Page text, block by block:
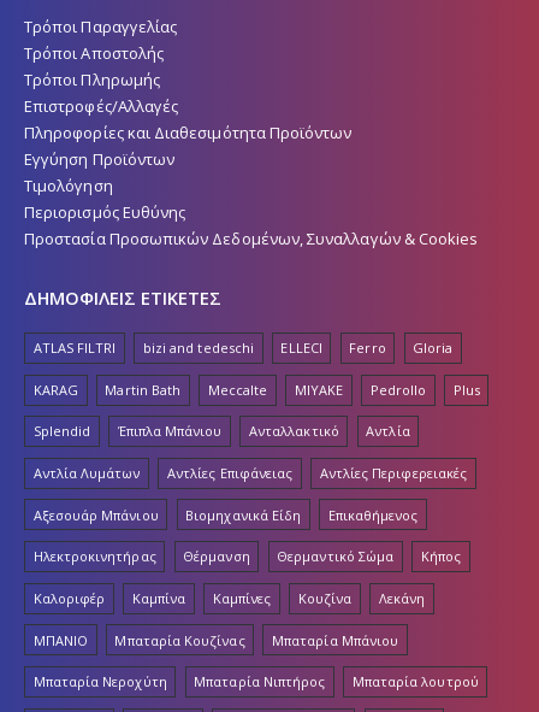
Τρόποι Παραγγελίας
Τρόποι Αποστολής
Τρόποι Πληρωμής
Επιστροφές/Αλλαγές
Πληροφορίες και Διαθεσιμότητα Προϊόντων
Εγγύηση Προϊόντων
Τιμολόγηση
Περιορισμός Ευθύνης
Προστασία Προσωπικών Δεδομένων, Συναλλαγών & Cookies
ΔΗΜΟΦΙΛΕΙΣ ΕΤΙΚΕΤΕΣ
ATLAS FILTRI bizi and tedeschi ELLECI Ferro Gloria
KARAG Martin Bath Meccalte MIYAKE Pedrollo Plus
Splendid Έπιπλα Μπάνιου Ανταλλακτικό Αντλία
Αντλία Λυμάτων Αντλίες Επιφάνειας Αντλίες Περιφερειακές
Αξεσουάρ Μπάνιου Βιομηχανικά Είδη Επικαθήμενος
Ηλεκτροκινητήρας Θέρμανση Θερμαντικό Σώμα Κήπος
Καλοριφέρ Καμπίνα Καμπίνες Κουζίνα Λεκάνη
ΜΠΑΝΙΟ Μπαταρία Κουζίνας Μπαταρία Μπάνιου
Μπαταρία Νεροχύτη Μπαταρία Νιπτήρος Μπαταρία λουτρού